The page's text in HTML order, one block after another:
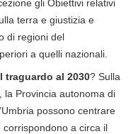
gli Obiettivi relativi
terra e giustizia e
di regioni del
a quelli nazionali.
traguardo al 2030? Sulla
la Provincia autonoma di
possono centrare
a circa il